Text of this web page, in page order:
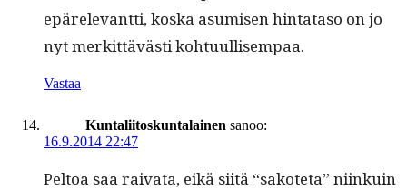
epärel­e­vant­ti, kos­ka asumisen hin­tata­so on jo
nyt merkit­tävästi kohtuullisempaa.
Vastaa
Kuntaliitoskuntalainen sanoo:
16.9.2014 22:47
Pel­toa saa rai­va­ta, eikä siitä “sakote­ta” niinkuin